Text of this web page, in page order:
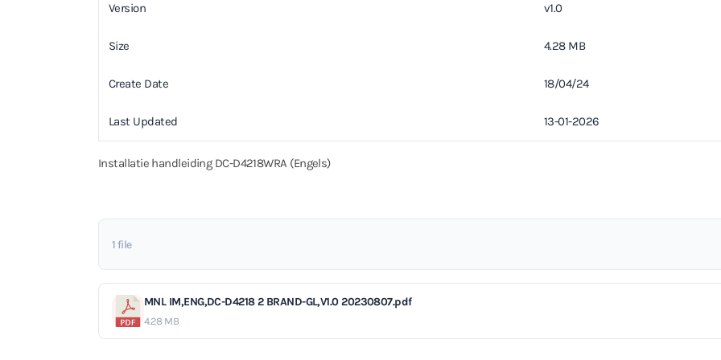
Version v1.0
Size 4.28 MB
Create Date 18/04/24
Last Updated 13-01-2026
Installatie handleiding DC-D4218WRA (Engels)
1 file
MNL IM,ENG,DC-D4218 2 BRAND-GL,V1.0 20230807.pdf
4.28 MB